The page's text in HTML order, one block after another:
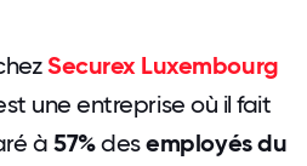
Securex Luxembourg
une entreprise où il fait
à57%desemployés du